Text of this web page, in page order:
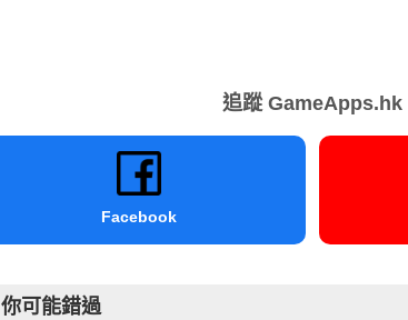
追蹤 GameApps.hk
Facebook
你可能錯過